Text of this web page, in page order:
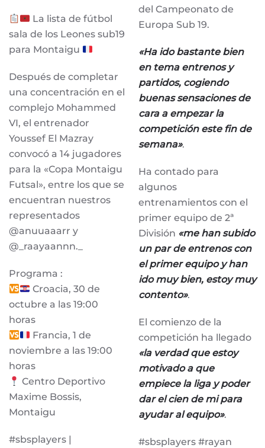
La lista de fútbol
sala de los Leones sub19
para Montaigu
Después de completar
una concentración en el
complejo Mohammed
VI, el entrenador
Youssef El Mazray
convocó a 14 jugadores
para la «Copa Montaigu
Futsal», entre los que se
encuentran nuestros
representados
@anuuaaarr y
@_raayaannn._
Programa :
Croacia, 30 de
octubre a las 19:00
horas
Francia, 1 de
noviembre a las 19:00
horas
Centro Deportivo
Maxime Bossis,
Montaigu
#sbsplayers |
del Campeonato de
Europa Sub 19.
«Ha ido bastante bien
en tema entrenos y
partidos, cogiendo
buenas sensaciones de
cara a empezar la
competición este fin de
semana».
Ha contado para
algunos
entrenamientos con el
primer equipo de 2ª
División «me han subido
un par de entrenos con
el primer equipo y han
ido muy bien, estoy muy
contento».
El comienzo de la
competición ha llegado
«la verdad que estoy
motivado a que
empiece la liga y poder
dar el cien de mi para
ayudar al equipo».
#sbsplayers #rayan